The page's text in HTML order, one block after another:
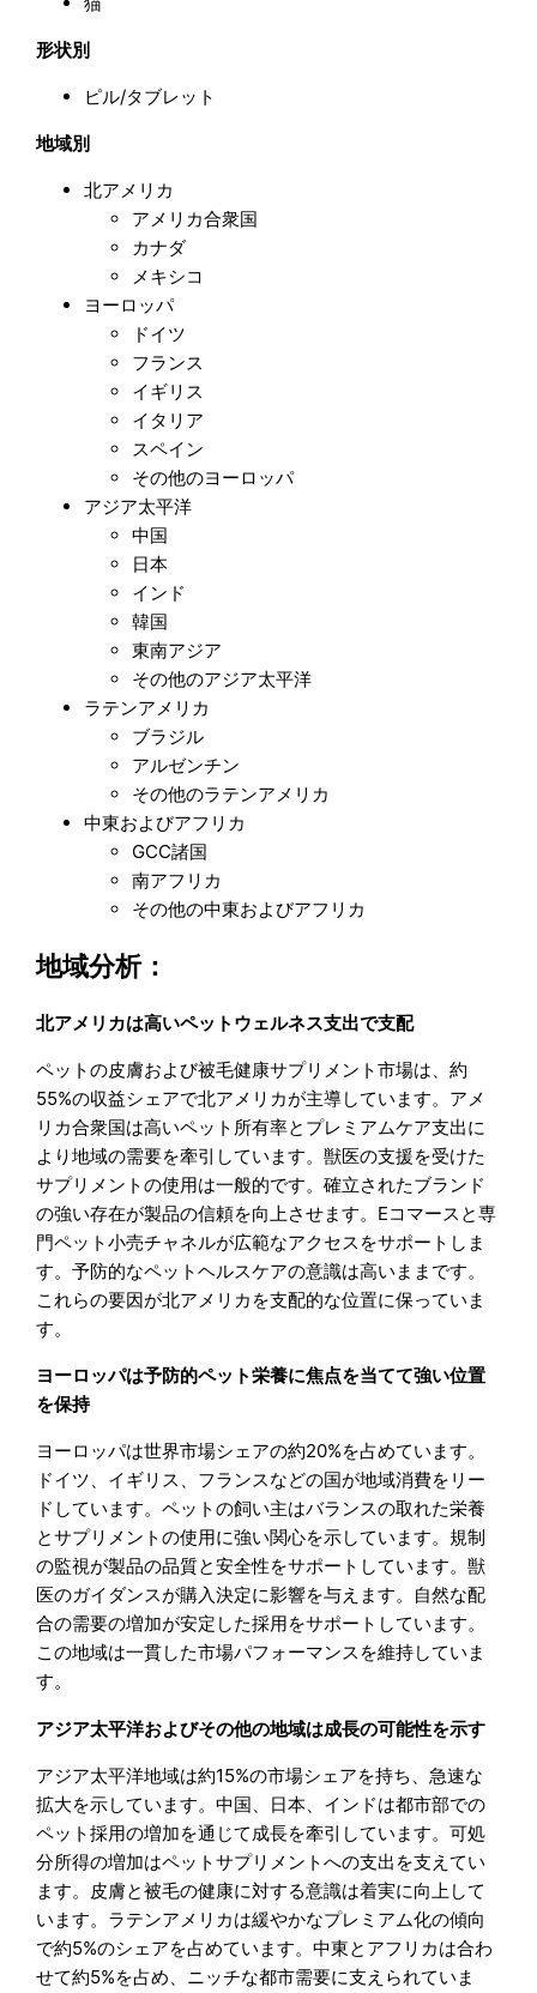
形状別
ピル/タブレット
地域別
北アメリカ
アメリカ合衆国
カナダ
メキシコ
ヨーロッパ
ドイツ
フランス
イギリス
イタリア
スペイン
その他のヨーロッパ
アジア太平洋
中国
日本
インド
韓国
東南アジア
その他のアジア太平洋
ラテンアメリカ
ブラジル
アルゼンチン
その他のラテンアメリカ
中東およびアフリカ
GCC諸国
南アフリカ
その他の中東およびアフリカ
地域分析：
北アメリカは高いペットウェルネス支出で支配
ペットの皮膚および被毛健康サプリメント市場は、約
55%の収益シェアで北アメリカが主導しています。アメ
リカ合衆国は高いペット所有率とプレミアムケア支出に
より地域の需要を牽引しています。獣医の支援を受けた
サプリメントの使用は一般的です。確立されたブランド
の強い存在が製品の信頼を向上させます。Eコマースと専
門ペット小売チャネルが広範なアクセスをサポートしま
す。予防的なペットヘルスケアの意識は高いままです。
これらの要因が北アメリカを支配的な位置に保っていま
す。
ヨーロッパは予防的ペット栄養に焦点を当てて強い位置
を保持
ヨーロッパは世界市場シェアの約20%を占めています。
ドイツ、イギリス、フランスなどの国が地域消費をリー
ドしています。ペットの飼い主はバランスの取れた栄養
とサプリメントの使用に強い関心を示しています。規制
の監視が製品の品質と安全性をサポートしています。獣
医のガイダンスが購入決定に影響を与えます。自然な配
合の需要の増加が安定した採用をサポートしています。
この地域は一貫した市場パフォーマンスを維持していま
す。
アジア太平洋およびその他の地域は成長の可能性を示す
アジア太平洋地域は約15%の市場シェアを持ち、急速な
拡大を示しています。中国、日本、インドは都市部での
ペット採用の増加を通じて成長を牽引しています。可処
分所得の増加はペットサプリメントへの支出を支えてい
ます。皮膚と被毛の健康に対する意識は着実に向上して
います。ラテンアメリカは緩やかなプレミアム化の傾向
で約5%のシェアを占めています。中東とアフリカは合わ
せて約5%を占め、ニッチな都市需要に支えられていま